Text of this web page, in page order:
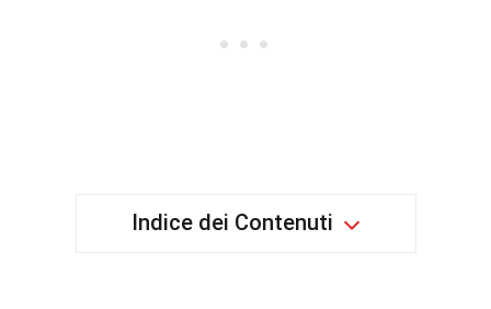
Indice dei Contenuti